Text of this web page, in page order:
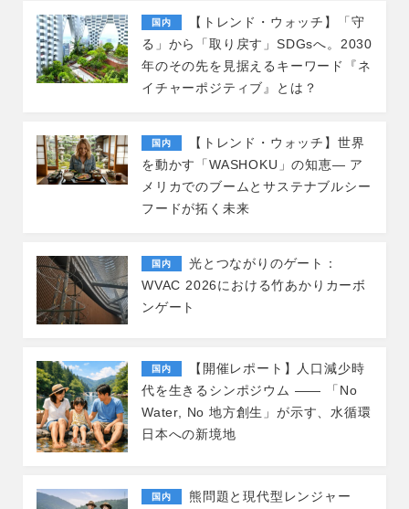
国内
【トレンド・ウォッチ】「守
る」から「取り戻す」SDGsへ。2030
年のその先を見据えるキーワード『ネ
イチャーポジティブ』とは？
国内
【トレンド・ウォッチ】世界
を動かす「WASHOKU」の知恵― ア
メリカでのブームとサステナブルシー
フードが拓く未来
国内
光とつながりのゲート：
WVAC 2026における竹あかりカーボ
ンゲート
国内
【開催レポート】人口減少時
代を生きるシンポジウム ―― 「No
Water, No 地方創生」が示す、水循環
日本への新境地
国内 熊問題と現代型レンジャー